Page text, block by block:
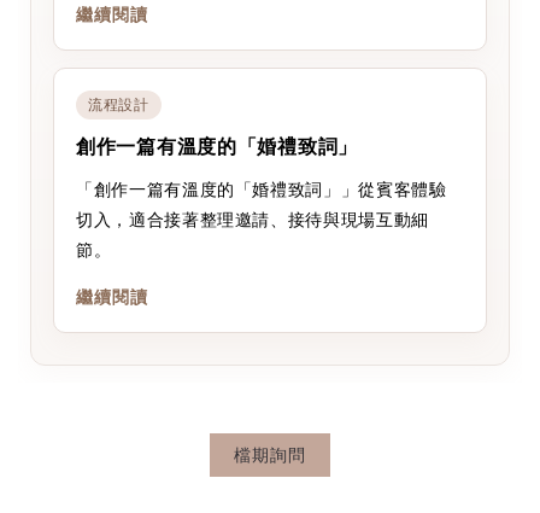
繼續閱讀
流程設計
創作一篇有溫度的「婚禮致詞」
「創作一篇有溫度的「婚禮致詞」」從賓客體驗
切入，適合接著整理邀請、接待與現場互動細
節。
繼續閱讀
檔期詢問